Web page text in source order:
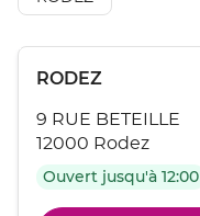
AÉSIO
sur
touche
ENTRÉE
pour
obtenir
Point
vente
RODEZ
9 RUE BETEILLE
12000 Rodez
Ouvert jusqu'à 12:00